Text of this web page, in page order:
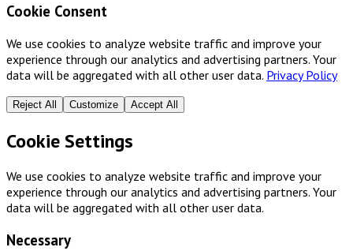
Cookie Consent
We use cookies to analyze website traffic and improve your
experience through our analytics and advertising partners. Your
data will be aggregated with all other user data. Privacy Policy
Reject All Customize Accept All
Cookie Settings
We use cookies to analyze website traffic and improve your
experience through our analytics and advertising partners. Your
data will be aggregated with all other user data.
Necessary